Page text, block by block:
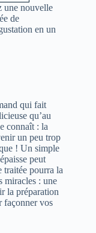
une nouvelle
de
en un
qui fait
qu’au
connaît : la
un peu trop
! Un simple
peut
traitée pourra la
miracles : une
la préparation
façonner vos